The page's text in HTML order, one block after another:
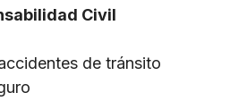
Civil
de tránsito